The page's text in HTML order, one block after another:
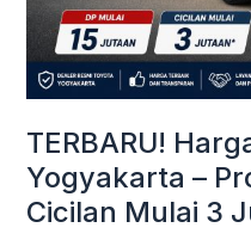
TERBARU!
Yogyakarta –
Cicilan Mulai 3
DP
Ringan
&
Mulai
3
Jutaan